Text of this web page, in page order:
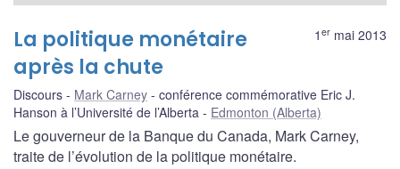
1 er mai 2013
La politique monétaire
après la chute
Discours Mark Carney
conférence commémorative Eric J.
Hanson à l’Université de l’Alberta
Edmonton (Alberta)
Le gouverneur de la Banque du Canada, Mark Carney,
traite de l’évolution de la politique monétaire.